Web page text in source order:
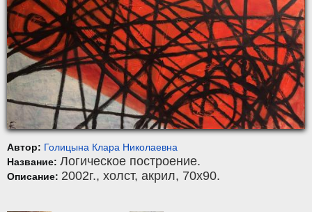
Автор: Голицына Клара Николаевна
Название: Логическое построение.
Описание: 2002г., холст, акрил, 70x90.